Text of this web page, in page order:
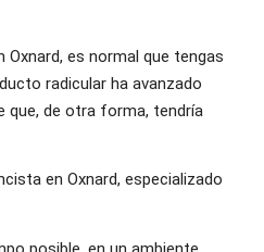
es normal que tengas
radicular ha avanzado
que, de otra forma, tendría
en Oxnard, especializado